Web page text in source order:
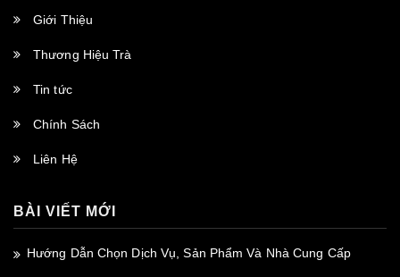
Giới Thiệu
Thương Hiệu Trà
Tin tức
Chính Sách
Liên Hệ
BÀI VIẾT MỚI
Hướng Dẫn Chọn Dịch Vụ, Sản Phẩm Và Nhà Cung Cấp